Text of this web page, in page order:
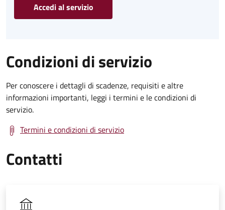
Accedi al servizio
Condizioni di servizio
Per conoscere i dettagli di scadenze, requisiti e altre
informazioni importanti, leggi i termini e le condizioni di
servizio.
Termini e condizioni di servizio
Contatti